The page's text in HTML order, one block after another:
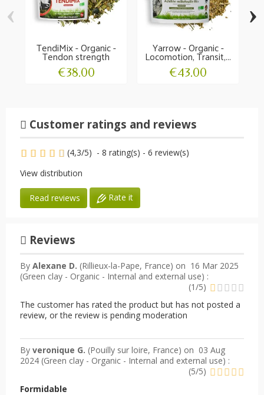
TendiMix - Organic -
Tendon strength
€38.00
Yarrow - Organic -
Locomotion, Transit,...
€43.00
‹ ›
Customer ratings and reviews
(4,3/5) - 8 rating(s) - 6 review(s)
View distribution
Read reviews Rate it
Reviews
By Alexane D. (Rillieux-la-Pape, France) on 16 Mar 2025
(Green clay - Organic - Internal and external use) :
(1/5)
The customer has rated the product but has not posted a
review, or the review is pending moderation
By veronique G. (Pouilly sur loire, France) on 03 Aug
2024 (Green clay - Organic - Internal and external use) :
(5/5)
Formidable